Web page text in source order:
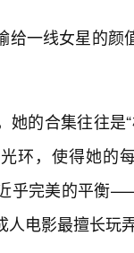
给一线女星的颜
她的合集往往
环，使得她的
乎完美的平衡
人电影最擅长玩